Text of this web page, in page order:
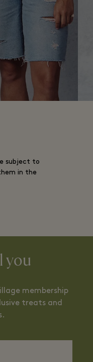
subject to
in the
you
membership
treats and